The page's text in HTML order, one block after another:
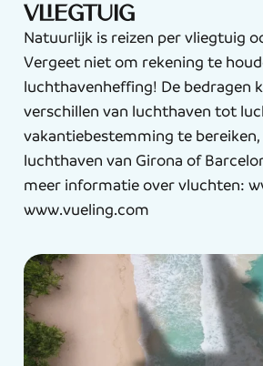
Vliegtuig
Natuurlijk is reizen per vliegtuig
Vergeet niet om rekening te
luchthavenheffing! De bedragen
verschillen van luchthaven tot
vakantiebestemming te
luchthaven van Girona of
meer informatie over vluchten:
www.vueling.com